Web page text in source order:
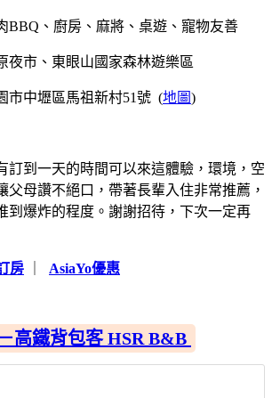
BBQ、廚房、麻將、桌遊、寵物友善
夜市、東眼山國家森林遊樂區
市中壢區馬祖新村51號 (地圖)
訂到一天的時間可以來這體驗，環境，空
父母讚不絕口，帶著長輩入住非常推薦，
到爆炸的程度。謝謝招待，下次一定再
房 AsiaYo優惠
高鐵背包客 HSR B&B